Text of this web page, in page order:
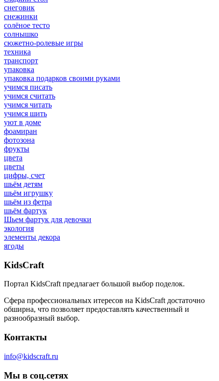
снеговик
снежинки
солёное тесто
солнышко
сюжетно-ролевые игры
техника
транспорт
упаковка
упаковка подарков своими руками
учимся писать
учимся считать
учимся читать
учимся шить
уют в доме
фоамиран
фотозона
фрукты
цвета
цветы
цифры, счет
шьём детям
шьём игрушку
шьём из фетра
шьём фартук
Шьем фартук для девочки
экология
элементы декора
ягоды
KidsCraft
Портал KidsCraft предлагает большой выбор поделок.
Сфера профессиональных итересов на KidsCraft достаточно
обширна, что позволяет предоставлять качественный и
разнообразный выбор.
Контакты
info@kidscraft.ru
Мы в соц.сетях